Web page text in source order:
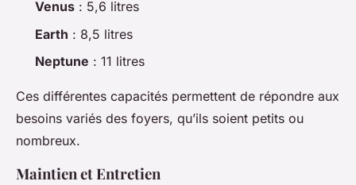
Venus : 5,6 litres
Earth : 8,5 litres
Neptune : 11 litres
Ces différentes capacités permettent de répondre aux
besoins variés des foyers, qu’ils soient petits ou
nombreux.
Maintien et Entretien